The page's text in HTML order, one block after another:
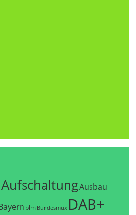
AufschaltungAusbau
blm Bundesmux DAB+